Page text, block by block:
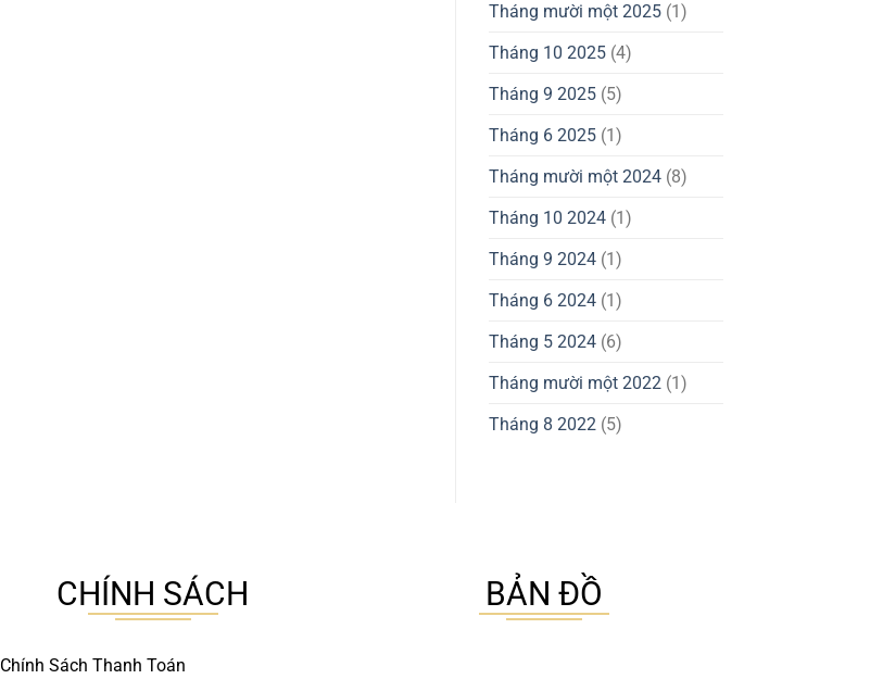
Tháng mười một 2025(1)
Tháng 10 2025(4)
Tháng 9 2025(5)
Tháng 6 2025(1)
Tháng mười một 2024(8)
Tháng 10 2024(1)
Tháng 9 2024(1)
Tháng 6 2024(1)
Tháng 5 2024(6)
Tháng mười một 2022(1)
Tháng 8 2022(5)
CHÍNH SÁCH
Chính Sách Thanh Toán
BẢN ĐỒ